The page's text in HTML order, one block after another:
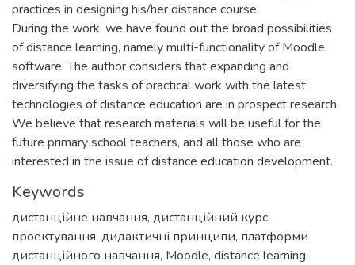
practices in designing his/her distance course.
During the work, we have found out the broad possibilities
of distance learning, namely multi-functionality of Moodle
software. The author considers that expanding and
diversifying the tasks of practical work with the latest
technologies of distance education are in prospect research.
We believe that research materials will be useful for the
future primary school teachers, and all those who are
interested in the issue of distance education development.
Keywords
дистанційне навчання, дистанційний курс,
проектування, дидактичні принципи, платформи
дистанційного навчання, Moodle, distance learning,